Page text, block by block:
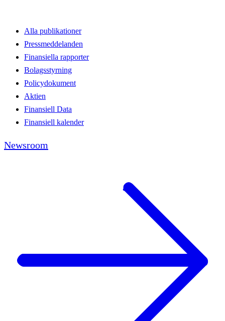
Alla publikationer
Pressmeddelanden
Finansiella rapporter
Bolagsstyrning
Policydokument
Aktien
Finansiell Data
Finansiell kalender
Newsroom